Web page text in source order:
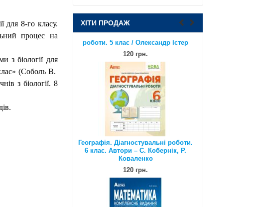
для 8-го класу.
процес на
з біології для
(Соболь В.
з біології. 8
ХІТИ ПРОДАЖ
НУШ Математика : Діагностичні
роботи. 5 клас / Олександр Істер
120 грн.
Географія. Діагностувальні роботи.
6 клас. Автори – С. Кобернік, Р.
Коваленко
120 грн.